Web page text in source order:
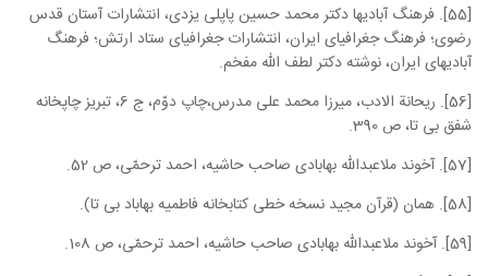
[55]. فرهنگ آبادیها دکتر محمد حسین پاپلی یزدی، انتشارات آستان قدس
رضوی؛ فرهنگ جغرافیای ایران، انتشارات جغرافیای ستاد ارتش؛ فرهنگ
آبادیهای ایران، نوشته دکتر لطف الله مفخم.
[56]. ریحانة الادب، میرزا محمد علی مدرس،چاپ دوّم، ج 6، تبریز چاپخانه
شفق بی تا، ص 390.
[57]. آخوند ملاعبدالله بهابادی صاحب حاشیه، احمد ترحمّی، ص 52.
[58]. همان (قرآن مجید نسخه خطی کتابخانه فاطمیه بهاباد بی تا).
[59]. آخوند ملاعبدالله بهابادی صاحب حاشیه، احمد ترحمّی، ص 108.